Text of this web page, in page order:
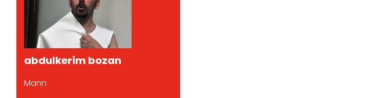
abdulkerim bozan
Mann